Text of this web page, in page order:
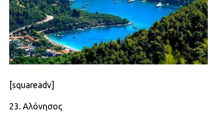
[squareadv]
23. Αλόνησος